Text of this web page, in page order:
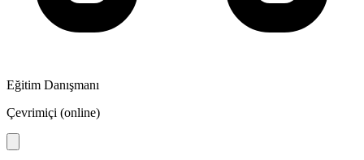
Eğitim Danışmanı
Çevrimiçi (online)